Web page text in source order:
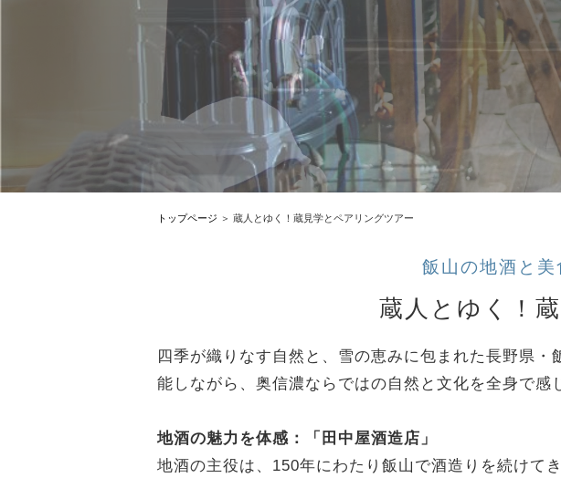
トップページ 蔵人とゆく！蔵見学とペアリングツアー
飯山の地酒と
蔵人とゆく！
四季が織りなす自然と、雪の恵みに包まれた長野県
能しながら、奥信濃ならではの自然と文化を全身で感
地酒の魅力を体感：「田中屋酒造店」
地酒の主役は、150年にわたり飯山で酒造りを続けて